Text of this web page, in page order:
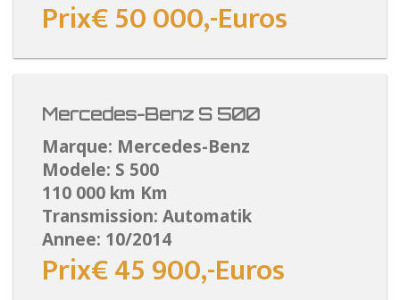
Prix€ 50 000,-Euros
Mercedes-Benz S 500
Marque: Mercedes-Benz
Modele: S 500
110 000 km Km
Transmission: Automatik
Annee: 10/2014
Prix€ 45 900,-Euros